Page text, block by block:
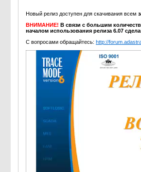
Новый релиз доступен для скачивания всем
ВНИМАНИЕ! В связи с большим
началом использования релиза 6.07
С вопросами обращайтесь: http://